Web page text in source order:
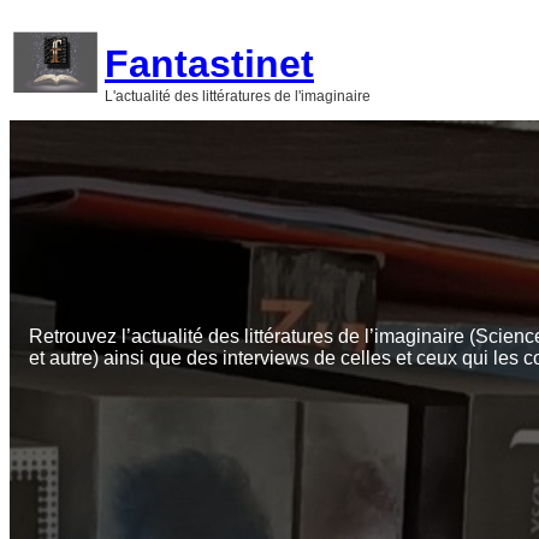
contenu
Fantastinet
L'actualité des littératures de l'imaginaire
Retrouvez l’actualité des littératures de l’imaginaire
et autre) ainsi que des interviews de celles et ceux qui les